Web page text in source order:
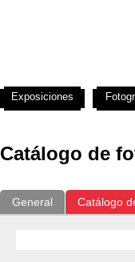
Catálogo de
General Catálogo
Exposiciones